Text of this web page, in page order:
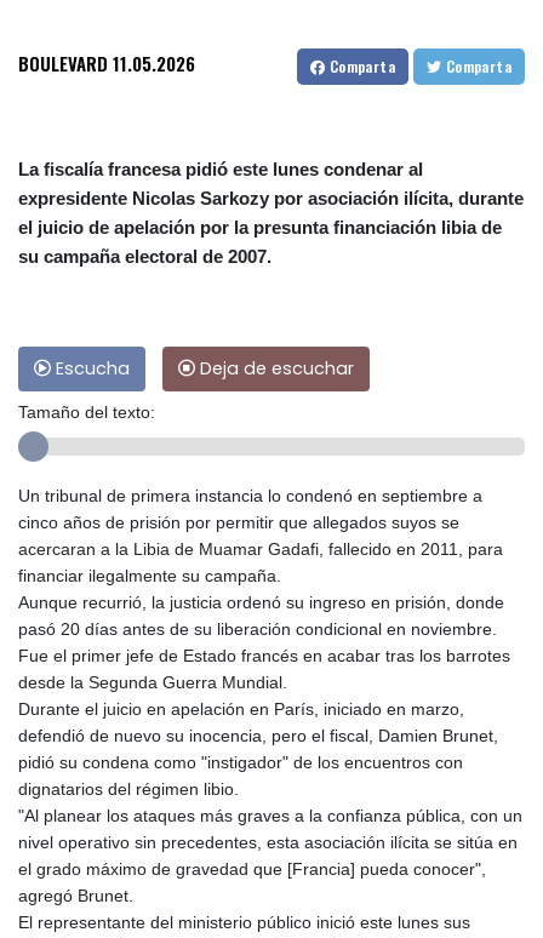
BOULEVARD 11.05.2026 Comparta Comparta
La fiscalía francesa pidió este lunes condenar al
expresidente Nicolas Sarkozy por asociación ilícita, durante
el juicio de apelación por la presunta financiación libia de
su campaña electoral de 2007.
Escucha Deja de escuchar
Tamaño del texto:
Un tribunal de primera instancia lo condenó en septiembre a
cinco años de prisión por permitir que allegados suyos se
acercaran a la Libia de Muamar Gadafi, fallecido en 2011, para
financiar ilegalmente su campaña.
Aunque recurrió, la justicia ordenó su ingreso en prisión, donde
pasó 20 días antes de su liberación condicional en noviembre.
Fue el primer jefe de Estado francés en acabar tras los barrotes
desde la Segunda Guerra Mundial.
Durante el juicio en apelación en París, iniciado en marzo,
defendió de nuevo su inocencia, pero el fiscal, Damien Brunet,
pidió su condena como "instigador" de los encuentros con
dignatarios del régimen libio.
"Al planear los ataques más graves a la confianza pública, con un
nivel operativo sin precedentes, esta asociación ilícita se sitúa en
el grado máximo de gravedad que [Francia] pueda conocer",
agregó Brunet.
El representante del ministerio público inició este lunes sus